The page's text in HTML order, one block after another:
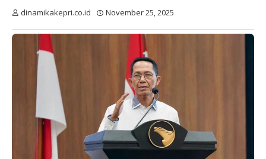
dinamikakepri.co.id November 25, 2025